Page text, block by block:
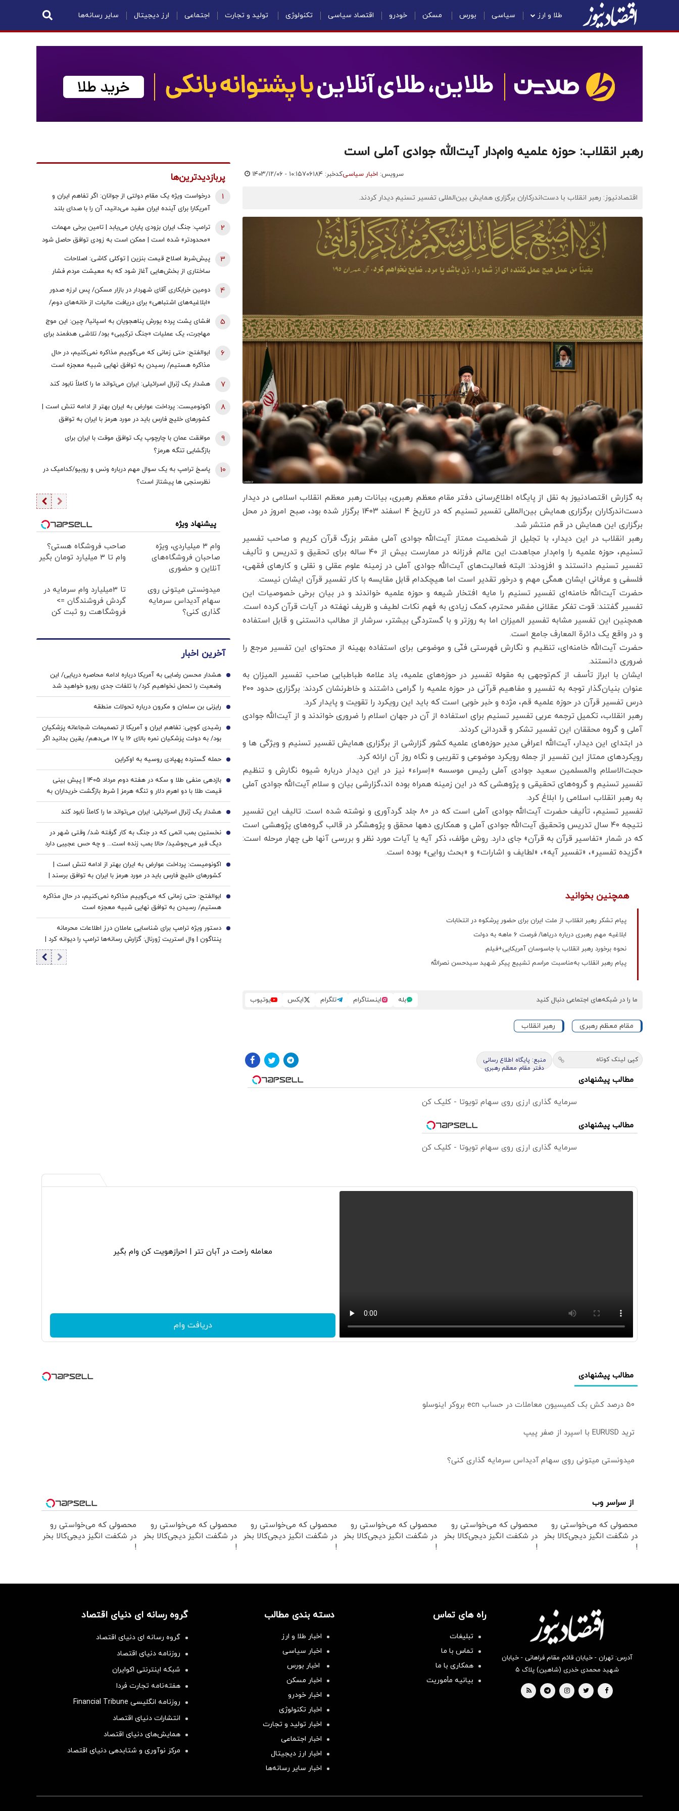
طلا و ارز سیاسی بورس مسکن خودرو اقتصاد سیاسی تکنولوژی تولید و تجارت اجتماعی ارز دیجیتال سایر رسانه‌ها
رهبر انقلاب: حوزه علمیه وام‌دار آیت‌الله جوادی آملی است
سرویس: اخبار سیاسیکدخبر: ۷۰۶۱۸۴ ۱۴۰۳/۱۲/۰۶ - ۱۰:۱۵
اقتصادنیوز: رهبر انقلاب با دست‌اندرکاران برگزاری همایش بین‌المللی تفسیر تسنیم دیدار کردند.
به گزارش اقتصادنیوز به نقل از پایگاه اطلاع‌رسانی دفتر مقام معظم رهبری، بیانات رهبر معظم انقلاب اسلامی در دیدار
دست‌اندرکاران برگزاری همایش بین‌المللی تفسیر تسنیم که در تاریخ ۴ اسفند ۱۴۰۳ برگزار شده بود، صبح امروز در محل
برگزاری این همایش در قم منتشر شد.
رهبر انقلاب در این دیدار، با تجلیل از شخصیت ممتاز آیت‌‌الله جوادی آملی مفسّر بزرگ قرآن کریم و صاحب تفسیر
تسنیم، حوزه علمیه را وام‌دار مجاهدت این عالم فرزانه در ممارست بیش از ۴۰ ساله برای تحقیق و تدریس و تألیف
تفسیر تسنیم دانستند و افزودند: البته فعالیت‌های آیت‌الله جوادی آملی در زمینه علوم عقلی و نقلی و کارهای فقهی،
فلسفی و عرفانی ایشان همگی مهم و درخور تقدیر است اما هیچکدام قابل مقایسه با کار تفسیر قرآن ایشان نیست.
حضرت آیت‌الله خامنه‌ای تفسیر تسنیم را مایه افتخار شیعه و حوزه علمیه خواندند و در بیان برخی خصوصیات این
تفسیر گفتند: قوت تفکر عقلانی مفسّر محترم، کمک زیادی به فهم نکات لطیف و ظریف نهفته در آیات قرآن کرده است.
همچنین این تفسیر مشابه تفسیر المیزان اما به روزتر و با گستردگی بیشتر، سرشار از مطالب دانستنی و قابل استفاده
و در واقع یک دائرة المعارف جامع است.
حضرت آیت‌الله خامنه‌ای، تنظیم و نگارش فهرستی فنّی و موضوعی برای استفاده بهینه از محتوای این تفسیر مرجع را
ضروری دانستند.
ایشان با ابراز تأسف از کم‌توجهی به مقوله تفسیر در حوزه‌های علمیه، یاد علامه طباطبایی صاحب تفسیر المیزان به
عنوان بنیان‌گذار توجه به تفسیر و مفاهیم قرآنی در حوزه علمیه را گرامی داشتند و خاطرنشان کردند: برگزاری حدود ۲۰۰
درس تفسیر قرآن در حوزه علمیه قم، مژده و خبر خوبی است که باید این رویکرد را تقویت و پایدار کرد.
رهبر انقلاب، تکمیل ترجمه عربی تفسیر تسنیم برای استفاده از آن در جهان اسلام را ضروری خواندند و از آیت‌الله جوادی
آملی و گروه محققان این تفسیر تشکر و قدردانی کردند.
در ابتدای این دیدار، آیت‌الله اعرافی مدیر حوزه‌های علمیه کشور گزارشی از برگزاری همایش تفسیر تسنیم و ویژگی ها و
رویکردهای ممتاز این تفسیر از جمله رویکرد موضوعی و تقریبی و نگاه روز آن ارائه کرد.
حجت‌الاسلام والمسلمین سعید جوادی آملی رئیس موسسه «اِسراء» نیز در این دیدار درباره شیوه نگارش و تنظیم
تفسیر تسنیم و گروه‌های تحقیقی و پژوهشی که در این زمینه همراه بوده اند،گزارشی بیان و سلام آیت‌الله جوادی آملی
به رهبر انقلاب اسلامی را ابلاغ کرد.
تفسیر تسنیم، تألیف حضرت آیت‌الله جوادی آملی است که در ۸۰ جلد گردآوری و نوشته شده است. تالیف این تفسیر
نتیجه ۴۰ سال تدریس وتحقیق آیت‌الله جوادی آملی و همکاری دهها محقق و پژوهشگر در قالب گروه‌های پژوهشی است
که در شمار «تفاسیر قرآن به قرآن» جای دارد. روش مؤلف، ذکر آیه یا آیات مورد نظر و بررسی آنها طی چهار مرحله‌ است:
«گزیده تفسیر»، «تفسیر آیه»، «لطایف و اشارات» و «بحث روایی» بوده است.
همچنین بخوانید
پیام تشکر رهبر انقلاب از ملت ایران برای حضور پرشکوه در انتخابات
ابلاغیه مهم رهبری درباره دریاها/ فرصت ۶ ماهه به دولت
نحوه برخورد رهبر انقلاب با جاسوسان آمریکایی+فیلم
پیام رهبر انقلاب به‌مناسبت مراسم تشییع پیکر شهید سیدحسن نصرالله
ما را در شبکه‌های اجتماعی دنبال کنید بله اینستاگرام تلگرام ایکس یوتیوب
مقام معظم رهبری رهبر انقلاب
کپی لینک کوتاه
منبع: پایگاه اطلاع رسانی
دفتر مقام معظم رهبری
مطالب پیشنهادی
سرمایه گذاری ارزی روی سهام تویوتا - کلیک کن
مطالب پیشنهادی
سرمایه گذاری ارزی روی سهام تویوتا - کلیک کن
پربازدیدترین‌ها
درخواست ویژه یک مقام دولتی از جوانان: اگر تفاهم ایران و
آمریکارا برای آینده ایران مفید می‌دانید، آن را با صدای بلند
مطالبه کنید | کنشکر و ‌ذی‌نفع باشید، منفعل نمانید
1
ترامپ: جنگ ایران بزودی پایان می‌یابد | تامین برخی مهمات
«محدودتر» شده است | ممکن است به زودی توافق حاصل شود
2
پیش‌شرط اصلاح قیمت بنزین | توکلی کاشی: اصلاحات
ساختاری از بخش‌هایی آغاز شود که به معیشت مردم فشار
3
دومین خرابکاری آقای شهردار در بازار مسکن/ پس لرزه صدور
«ابلاغیه‌های اشتباهی» برای دریافت مالیات از خانه‌‌های دوم/
4
افشای پشت پرده یورش پناهجویان به اسپانیا/ چین: این موج
مهاجرت، یک عملیات «جنگ ترکیبی» بود/ تلاشی هدفمند برای
اعمال فشار بر دولت «پدرو سانچز»
5
ابوالفتح: حتی زمانی که می‌گوییم مذاکره نمی‌کنیم، در حال
مذاکره هستیم/ رسیدن به توافق نهایی شبیه معجزه است
6
هشدار یک ژنرال اسرائیلی: ایران می‌تواند ما را کاملاً نابود کند 7
اکونومیست: پرداخت عوارض به ایران بهتر از ادامه تنش است |
کشورهای خلیج فارس باید در مورد هرمز با ایران به توافق
8
موافقت عمان با چارچوپ یک توافق موقت با ایران برای
بازگشایی تنگه هرمز؟
9
پاسخ ترامپ به یک سوال مهم درباره ونس و روبیو/کدامیک در
نظرسنجی ها پیشتاز است؟
10
پیشنهاد ویژه
وام ۳ میلیاردی، ویژه
صاحبان فروشگاه‌های
آنلاین و حضوری
صاحب فروشگاه هستی؟
وام تا ۳ میلیارد تومان بگیر
میدونستی میتونی روی
سهام آدیداس سرمایه
گذاری کنی؟
تا 3میلیارد وام سرمایه در
گردش فروشندگان =>
فروشگاهت رو ثبت کن
آخرین اخبار
هشدار محسن رضایی به آمریکا درباره ادامه محاصره دریایی/ این
وضعیت را تحمل نخواهیم کرد/ با تلفات جدی روبرو خواهید شد
1
رایزنی بن سلمان و مکرون درباره تحولات منطقه 2
رشیدی کوچی: تفاهم ایران و آمریکا از تصمیمات شجاعانه پزشکیان
بود/ به دولت پزشکیان نمره بالای ۱۶ یا ۱۷ می‌دهم/ یقین بدانید اگر
هر فرد دیگری جای پزشکیان بود، کشور با مشکلات بزرگی روبه‌رو
می‌شد/ اگر جلیلی رئیس‌جمهور می‌شد...
3
حمله گسترده پهپادی روسیه به اوکراین 4
بازدهی منفی طلا و سکه در هفته دوم مرداد 1405 | پیش بینی
قیمت طلا با دو اهرم دلار و تنگه هرمز | شرط بازگشت خریداران به
بازار
5
هشدار یک ژنرال اسرائیلی: ایران می‌تواند ما را کاملاً نابود کند 6
نخستین بمب اتمی که در جنگ به کار گرفته شد/ وقتی شهر در
دیگ قیر می‌جوشید/ حالا بمب زنده است... و چه حس عجیبی دارد
که پشت سر تو باشد
7
اکونومیست: پرداخت عوارض به ایران بهتر از ادامه تنش است |
کشورهای خلیج فارس باید در مورد هرمز با ایران به توافق برسند |
اعراب در مخمصهِ ترامپ گرفتار شده‌اند
8
ابوالفتح: حتی زمانی که می‌گوییم مذاکره نمی‌کنیم، در حال مذاکره
هستیم/ رسیدن به توافق نهایی شبیه معجزه است
9
دستور ویژه ترامپ برای شناسایی عاملان درز اطلاعات محرمانه
پنتاگون | وال استریت ژورنال: گزارش رسانه‌ها ترامپ را دیوانه کرد |
10
معامله راحت در آبان تتر | احرازهویت کن وام بگیر
دریافت وام
مطالب پیشنهادی
۵۰ درصد کش بک کمیسیون معاملات در حساب ecn بروکر اینوسلو
ترید EURUSD با اسپرد از صفر پیپ
میدونستی میتونی روی سهام آدیداس سرمایه گذاری کنی؟
از سراسر وب
محصولی که می‌خواستی رو
در شگفت انگیز دیجی‌کالا بخر
!
محصولی که می‌خواستی رو
در شکفت انگیز دیجی‌کالا بخر
!
محصولی که می‌خواستی رو
در شگفت انگیز دیجی‌کالا بخر
!
محصولی که می‌خواستی رو
در شگفت انگیز دیجی‌کالا بخر
!
محصولی که می‌خواستی رو
در شگفت انگیز دیجی‌کالا بخر
!
محصولی که می‌خواستی رو
در شکفت انگیز دیجی‌کالا بخر
!
آدرس: تهران - خیابان قائم مقام فراهانی - خیابان
شهید محمدی خدری (شاهین) پلاک ۵
راه های تماس
تبلیغات
تماس با ما
همکاری با ما
بیانیه مأموریت
دسته بندی مطالب
اخبار طلا و ارز
اخبار سیاسی
اخبار بورس
اخبار مسکن
اخبار خودرو
اخبار تکنولوژی
اخبار تولید و تجارت
اخبار اجتماعی
اخبار ارز دیجیتال
اخبار سایر رسانه‌‌ها
گروه رسانه ای دنیای اقتصاد
گروه رسانه ای دنیای اقتصاد
روزنامه دنیای اقتصاد
شبکه اینترنتی اکوایران
هفته‌نامه تجارت فردا
روزنامه انگلیسی Financial Tribune
انتشارات دنیای اقتصاد
همایش‌های دنیای اقتصاد
مرکز نوآوری و شتابدهی دنیای اقتصاد